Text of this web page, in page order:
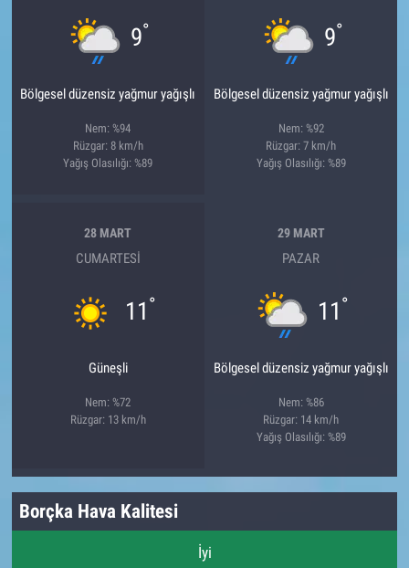
9°
Bölgesel düzensiz yağmur yağışlı
Nem: %94
Rüzgar: 8 km/h
Yağış Olasılığı: %89
9°
Bölgesel düzensiz yağmur yağışlı
Nem: %92
Rüzgar: 7 km/h
Yağış Olasılığı: %89
28 MART
CUMARTESI
11 °
Güneşli
Nem: %72
Rüzgar: 13 km/h
29 MART
PAZAR
11 °
Bölgesel düzensiz yağmur yağışlı
Nem: %86
Rüzgar: 14 km/h
Yağış Olasılığı: %89
Borçka Hava Kalitesi
İyi